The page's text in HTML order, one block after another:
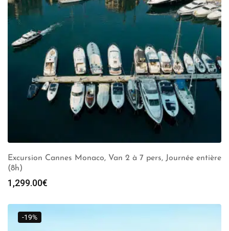
Excursion Cannes Monaco, Van 2 à 7 pers, Journée entière
(8h)
1,299.00€
-19%